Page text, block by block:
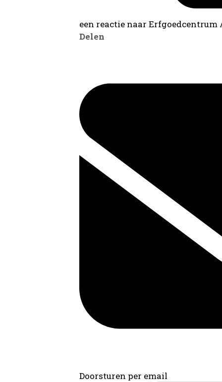
een reactie naar
Delen
Doorsturen per email